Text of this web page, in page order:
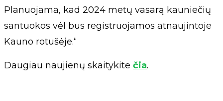
Planuojama, kad 2024 metų vasarą kauniečių
santuokos vėl bus registruojamos atnaujintoje
Kauno rotušėje.“
Daugiau naujienų skaitykite čia.